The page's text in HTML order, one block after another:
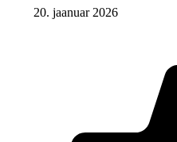
20. jaanuar 2026